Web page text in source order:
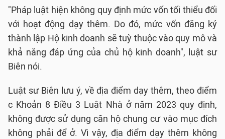
"Pháp luật hiện không quy định mức vốn tối thiểu đối
với hoạt động dạy thêm. Do đó, mức vốn đăng ký
thành lập Hộ kinh doanh sẽ tuỳ thuộc vào quy mô và
khả năng đáp ứng của chủ hộ kinh doanh", luật sư
Biên nói.
Luật sư Biên lưu ý, về địa điểm dạy thêm, theo điểm
c Khoản 8 Điều 3 Luật Nhà ở năm 2023 quy định,
không được sử dụng căn hộ chung cư vào mục đích
không phải để ở. Vì vậy, địa điểm dạy thêm không